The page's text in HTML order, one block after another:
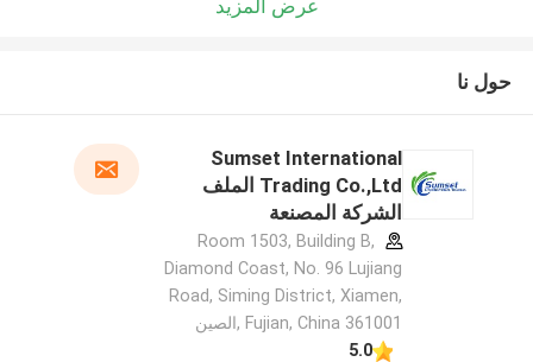
عرض المزيد
حول نا
Sumset International
Trading Co.,Ltd الملف
الشركة المصنعة
Room 1503, Building B,
Diamond Coast, No. 96 Lujiang
Road, Siming District, Xiamen,
Fujian, China 361001 ,الصين
5.0